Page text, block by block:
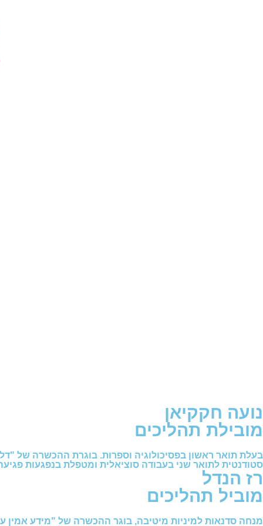
נועה חקקיאן
מובילת תהליכים
בעלת תואר ראשון בפסיכולוגיה וספרות. בוגרת ההכשרה של
סטודנטית לתואר שני בעבודה סוציאלית ומטפלת בנפגעות
רז הנדל
מוביל תהליכים
מנחה סדנאות למיניות מיטיבה, בוגר ההכשרה של "מידע אמין